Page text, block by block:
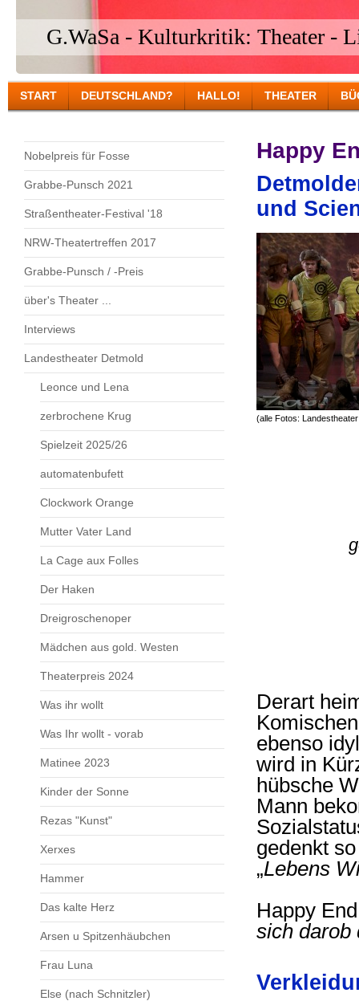
G.WaSa - Kulturkritik: Theater -
START DEUTSCHLAND? HALLO! THEATER
Nobelpreis für Fosse
Grabbe-Punsch 2021
Straßentheater-Festival '18
NRW-Theatertreffen 2017
Grabbe-Punsch / -Preis
über's Theater ...
Interviews
Landestheater Detmold
Leonce und Lena
zerbrochene Krug
Spielzeit 2025/26
automatenbufett
Clockwork Orange
Mutter Vater Land
La Cage aux Folles
Der Haken
Dreigroschenoper
Mädchen aus gold. Westen
Theaterpreis 2024
Was ihr wollt
Was Ihr wollt - vorab
Matinee 2023
Kinder der Sonne
Rezas "Kunst"
Xerxes
Hammer
Das kalte Herz
Arsen u Spitzenhäubchen
Frau Luna
Else (nach Schnitzler)
Happy
und
(alle Fotos:
Derart
ebenso
wird in
hübsche
Mann
gedenkt
„Lebens
Happy
sich darob